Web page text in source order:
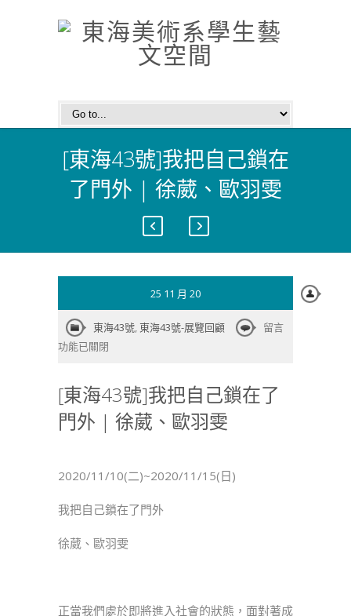
[東海43號]我把自己鎖在
了門外 | 徐葳、歐羽雯
25 11 月 20
東海43號, 東海43號-展覽回顧
在
號]
留言
功能已關閉
[東海43號]我把自己鎖在了
門外 | 徐葳、歐羽雯
2020/11/10(二)~2020/11/15(日)
我把自己鎖在了門外
徐葳、歐羽雯
正當我們處於即將進入社會的狀態，面對著成